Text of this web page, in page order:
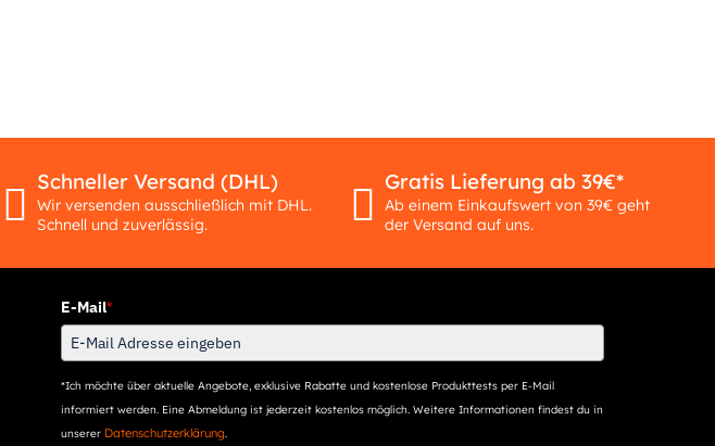
Schneller Versand (DHL)
Wir versenden ausschließlich mit DHL.
Schnell und zuverlässig.
Gratis Lieferung ab 39€*
Ab einem Einkaufswert von 39€ geht
der Versand auf uns.
E-Mail*
*Ich möchte über aktuelle Angebote, exklusive Rabatte und kostenlose Produkttests per E-Mail
informiert werden. Eine Abmeldung ist jederzeit kostenlos möglich. Weitere Informationen findest du in
unserer Datenschutzerklärung.